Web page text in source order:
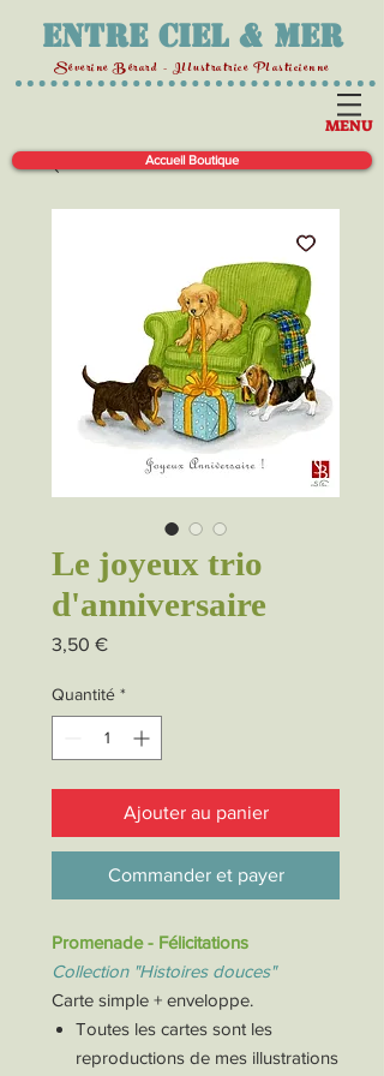
Entre Ciel & Mer
Séverine Bérard - Illustratrice Plasticienne
MENU
Le joyeux trio
d'anniversaire
3,50 €Prix
Quantité *
Ajouter au panier
Commander et payer
Promenade - Félicitations
Collection "Histoires douces"
Carte simple + enveloppe.
Toutes les cartes sont les
reproductions de mes illustrations
Accueil Boutique